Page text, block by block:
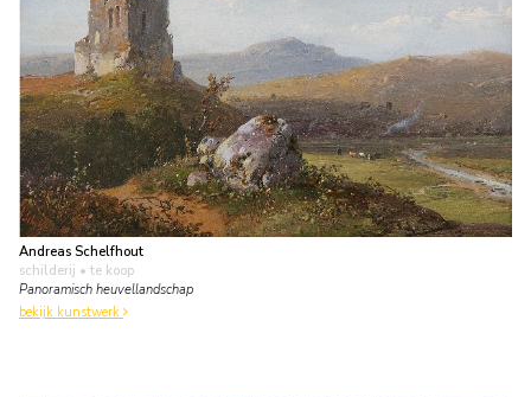
Andreas Schelfhout
schilderij • te koop
Panoramisch heuvellandschap
bekijk kunstwerk